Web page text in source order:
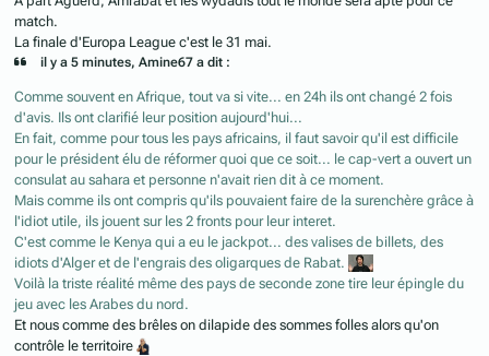
match.
La finale d'Europa League c'est le 31 mai.
il y a 5 minutes, Amine67 a dit :
Comme souvent en Afrique, tout va si vite... en 24h ils ont changé 2 fois
d'avis. Ils ont clarifié leur position aujourd'hui...
En fait, comme pour tous les pays africains, il faut savoir qu'il est difficile
pour le président élu de réformer quoi que ce soit... le cap-vert a ouvert un
consulat au sahara et personne n'avait rien dit à ce moment.
Mais comme ils ont compris qu'ils pouvaient faire de la surenchère grâce à
l'idiot utile, ils jouent sur les 2 fronts pour leur interet.
C'est comme le Kenya qui a eu le jackpot... des valises de billets, des
idiots d'Alger et de l'engrais des oligarques de Rabat.
Voilà la triste réalité même des pays de seconde zone tire leur épingle du
jeu avec les Arabes du nord.
Et nous comme des brêles on dilapide des sommes folles alors qu'on
contrôle le territoire